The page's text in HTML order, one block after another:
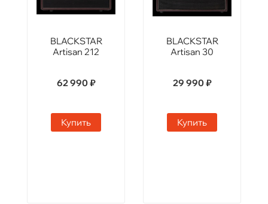
BLACKSTAR
Artisan 212
62 990 ₽
Купить
BLACKSTAR
Artisan 30
29 990 ₽
Купить